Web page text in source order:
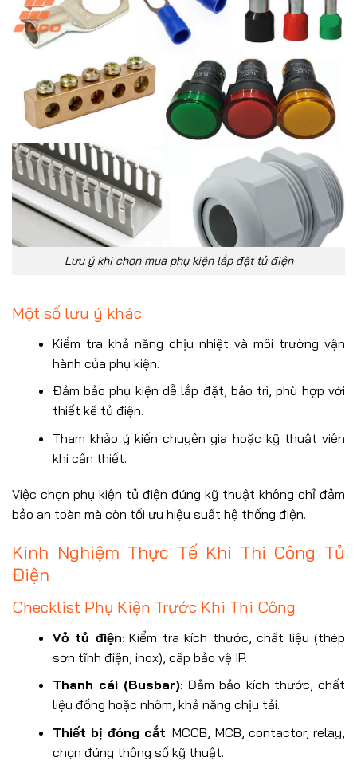
Lưu ý khi chọn mua phụ kiện lắp đặt tủ điện
Một số lưu ý khác
Kiểm tra khả năng chịu nhiệt và môi trường vận
hành của phụ kiện.
Đảm bảo phụ kiện dễ lắp đặt, bảo trì, phù hợp với
thiết kế tủ điện.
Tham khảo ý kiến chuyên gia hoặc kỹ thuật viên
khi cần thiết.
Việc chọn phụ kiện tủ điện đúng kỹ thuật không chỉ đảm
bảo an toàn mà còn tối ưu hiệu suất hệ thống điện.
Kinh Nghiệm Thực Tế Khi Thi Công Tủ
Điện
Checklist Phụ Kiện Trước Khi Thi Công
Vỏ tủ điện: Kiểm tra kích thước, chất liệu (thép
sơn tĩnh điện, inox), cấp bảo vệ IP.
Thanh cái (Busbar): Đảm bảo kích thước, chất
liệu đồng hoặc nhôm, khả năng chịu tải.
Thiết bị đóng cắt: MCCB, MCB, contactor, relay,
chọn đúng thông số kỹ thuật.